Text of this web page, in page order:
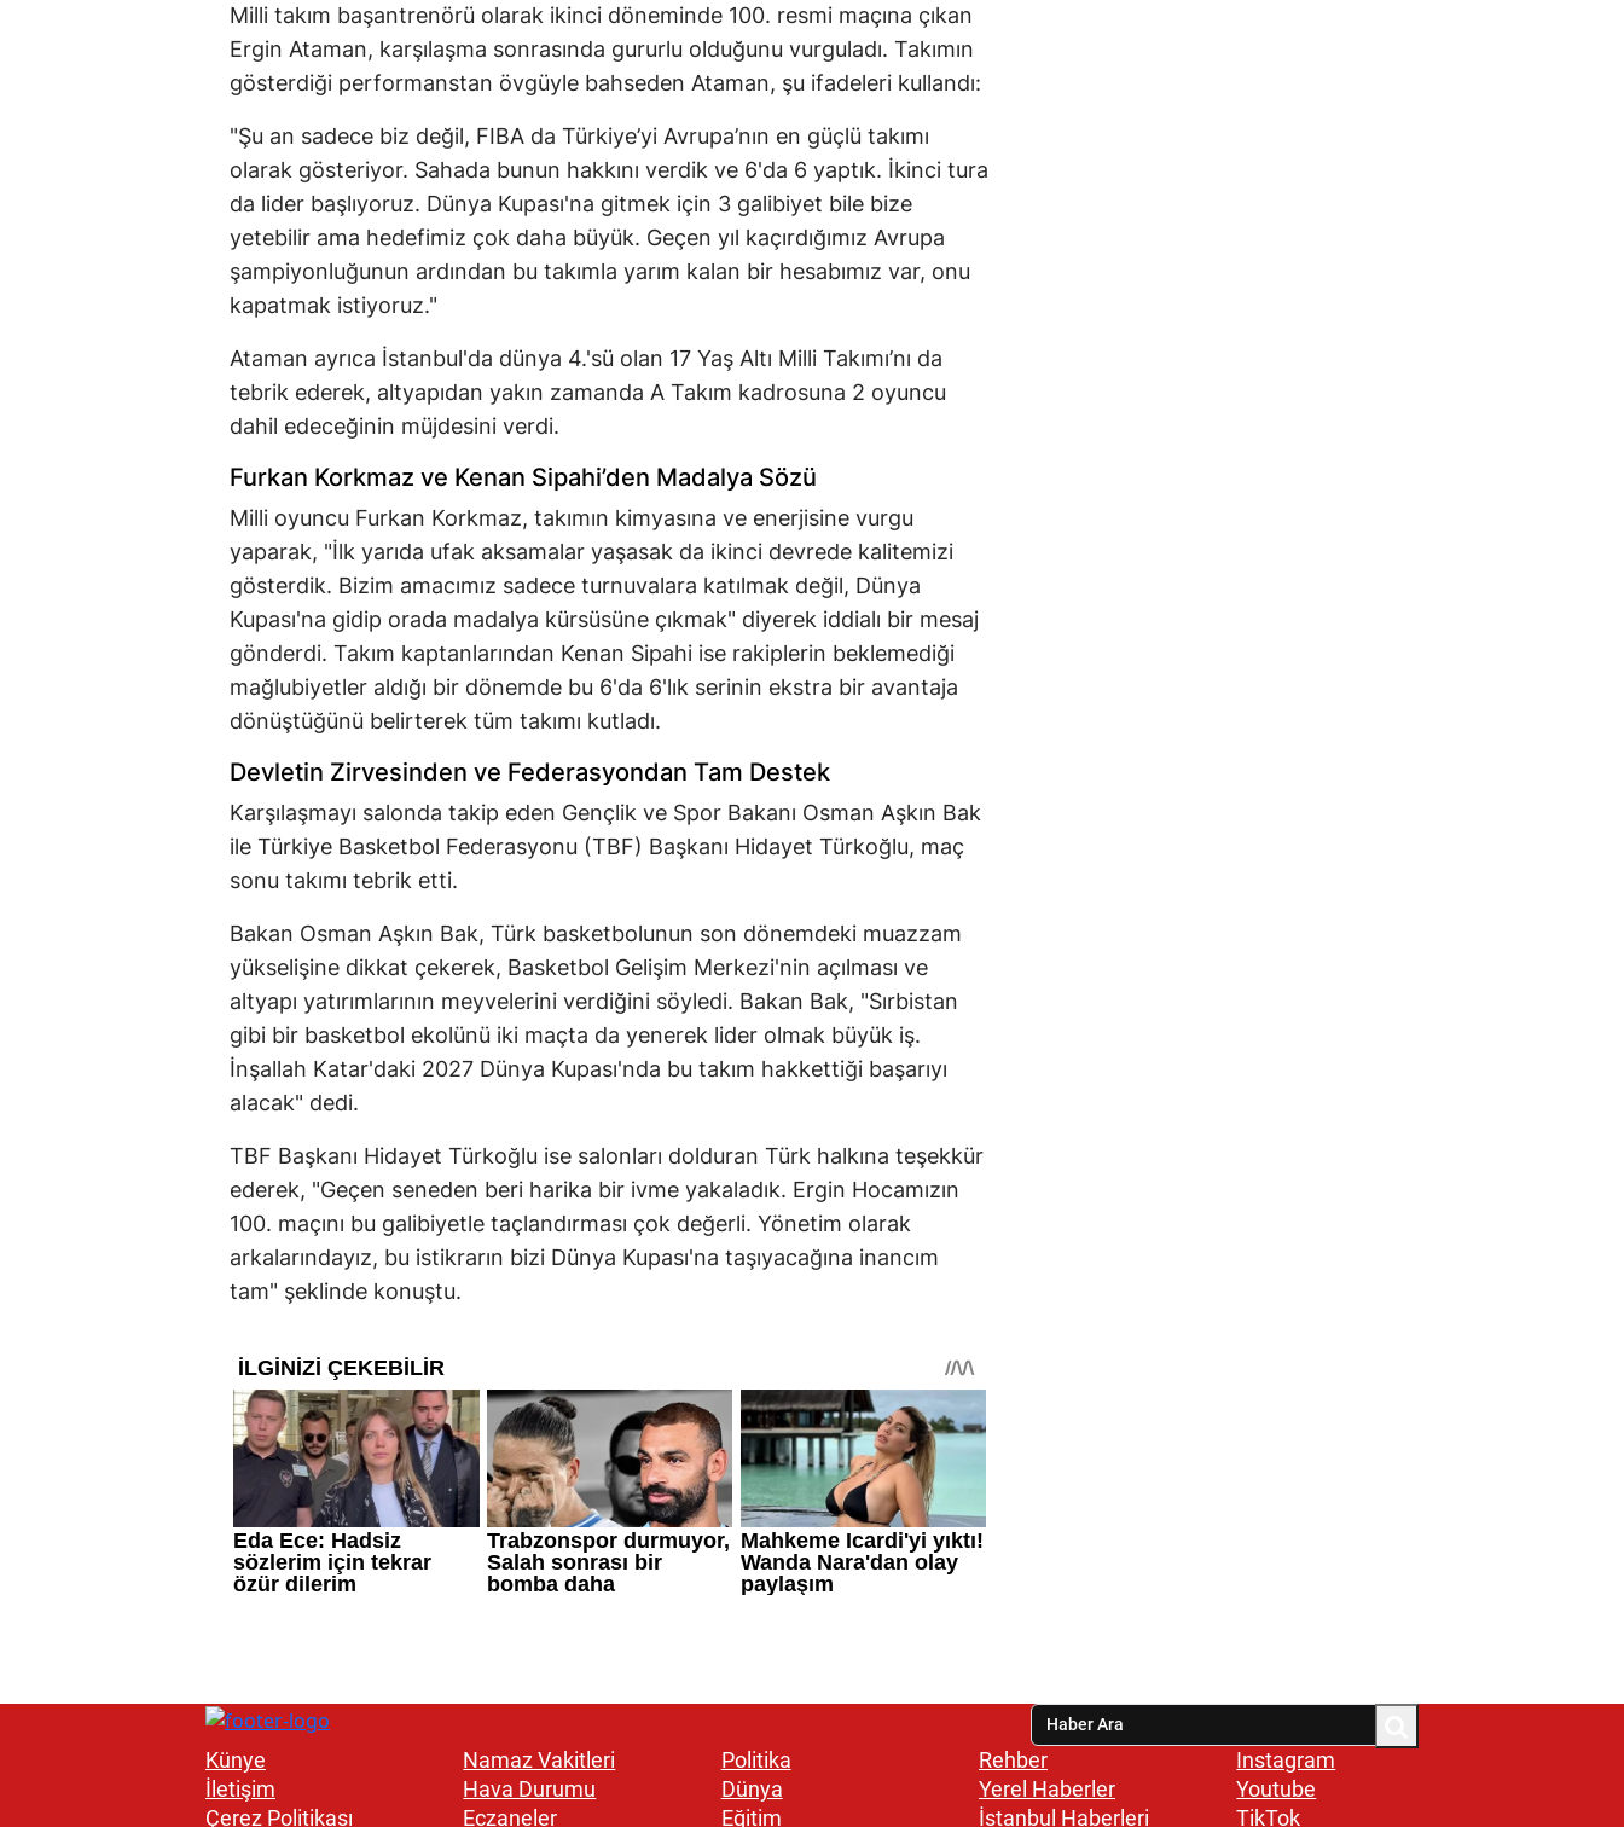
Milli takım başantrenörü olarak ikinci döneminde 100. resmi maçına çıkan
Ergin Ataman, karşılaşma sonrasında gururlu olduğunu vurguladı. Takımın
gösterdiği performanstan övgüyle bahseden Ataman, şu ifadeleri kullandı:
"Şu an sadece biz değil, FIBA da Türkiye’yi Avrupa’nın en güçlü takımı
olarak gösteriyor. Sahada bunun hakkını verdik ve 6'da 6 yaptık. İkinci tura
da lider başlıyoruz. Dünya Kupası'na gitmek için 3 galibiyet bile bize
yetebilir ama hedefimiz çok daha büyük. Geçen yıl kaçırdığımız Avrupa
şampiyonluğunun ardından bu takımla yarım kalan bir hesabımız var, onu
kapatmak istiyoruz."
Ataman ayrıca İstanbul'da dünya 4.'sü olan 17 Yaş Altı Milli Takımı’nı da
tebrik ederek, altyapıdan yakın zamanda A Takım kadrosuna 2 oyuncu
dahil edeceğinin müjdesini verdi.
Furkan Korkmaz ve Kenan Sipahi’den Madalya Sözü
Milli oyuncu Furkan Korkmaz, takımın kimyasına ve enerjisine vurgu
yaparak, "İlk yarıda ufak aksamalar yaşasak da ikinci devrede kalitemizi
gösterdik. Bizim amacımız sadece turnuvalara katılmak değil, Dünya
Kupası'na gidip orada madalya kürsüsüne çıkmak" diyerek iddialı bir mesaj
gönderdi. Takım kaptanlarından Kenan Sipahi ise rakiplerin beklemediği
mağlubiyetler aldığı bir dönemde bu 6'da 6'lık serinin ekstra bir avantaja
dönüştüğünü belirterek tüm takımı kutladı.
Devletin Zirvesinden ve Federasyondan Tam Destek
Karşılaşmayı salonda takip eden Gençlik ve Spor Bakanı Osman Aşkın Bak
ile Türkiye Basketbol Federasyonu (TBF) Başkanı Hidayet Türkoğlu, maç
sonu takımı tebrik etti.
Bakan Osman Aşkın Bak, Türk basketbolunun son dönemdeki muazzam
yükselişine dikkat çekerek, Basketbol Gelişim Merkezi'nin açılması ve
altyapı yatırımlarının meyvelerini verdiğini söyledi. Bakan Bak, "Sırbistan
gibi bir basketbol ekolünü iki maçta da yenerek lider olmak büyük iş.
İnşallah Katar'daki 2027 Dünya Kupası'nda bu takım hakkettiği başarıyı
alacak" dedi.
TBF Başkanı Hidayet Türkoğlu ise salonları dolduran Türk halkına teşekkür
ederek, "Geçen seneden beri harika bir ivme yakaladık. Ergin Hocamızın
100. maçını bu galibiyetle taçlandırması çok değerli. Yönetim olarak
arkalarındayız, bu istikrarın bizi Dünya Kupası'na taşıyacağına inancım
tam" şeklinde konuştu.
Künye
İletişim
Çerez Politikası
Namaz Vakitleri
Hava Durumu
Eczaneler
Politika
Dünya
Eğitim
Rehber
Yerel Haberler
İstanbul Haberleri
Instagram
Youtube
TikTok